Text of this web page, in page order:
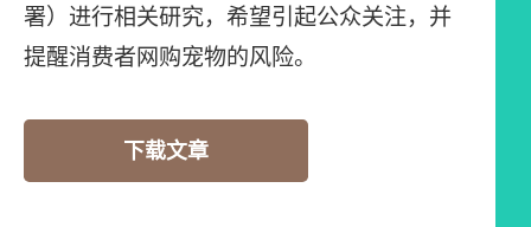
署）进行相关研究，希望引起公众关注，并
提醒消费者网购宠物的风险。
下载文章